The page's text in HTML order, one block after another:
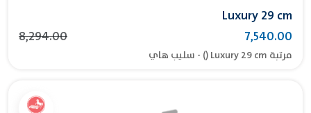
Luxury 29 cm
7,540.00
8,294.00
مرتبة Luxury 29 cm () - سليب هاي